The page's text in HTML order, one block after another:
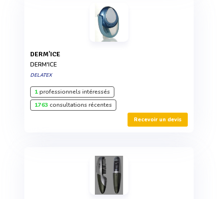
DERM'ICE
DERM'ICE
DELATEX
1professionnels intéressés
1763 consultations récentes
Recevoir un devis